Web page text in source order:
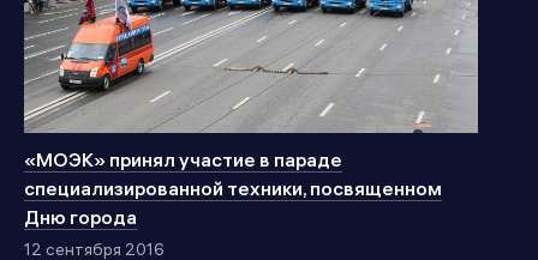
«МОЭК» принял участие в параде
специализированной техники, посвященном
Дню города
12 сентября 2016